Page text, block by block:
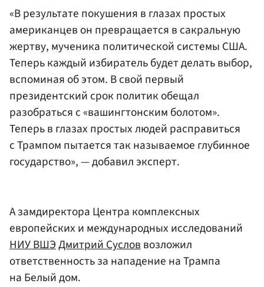
«В результате покушения в глазах простых
американцев он превращается в сакральную
жертву, мученика политической системы США.
Теперь каждый избиратель будет делать выбор,
вспоминая об этом. В свой первый
президентский срок политик обещал
разобраться с «вашингтонским болотом».
Теперь в глазах простых людей расправиться
с Трампом пытается так называемое глубинное
государство», — добавил эксперт.
А замдиректора Центра комплексных
европейских и международных исследований
НИУ ВШЭДмитрий Сусловвозложил
ответственность за нападение на Трампа
на Белый дом.